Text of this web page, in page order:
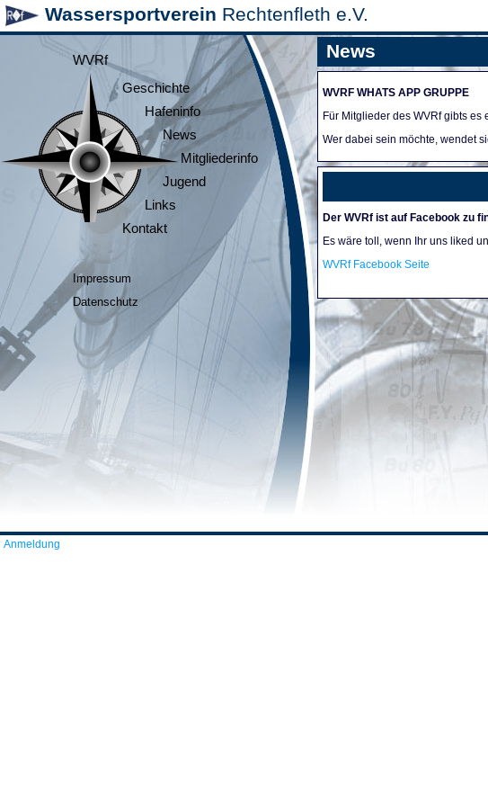
Wassersportverein Rechtenfleth e.V.
WVRf
Geschichte
Hafeninfo
News
Mitgliederinfo
Jugend
Links
Kontakt
Impressum
Datenschutz
News
WVRF WHATS APP GRUPPE
Für Mitglieder des WVRf gibts es
Wer dabei sein möchte, wendet
Der WVRf ist auf Facebook zu
Es wäre toll, wenn Ihr uns liked
WVRf Facebook Seite
Anmeldung